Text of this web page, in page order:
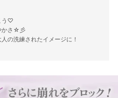
う♡
かさ☆彡
の洗練されたイメージに！